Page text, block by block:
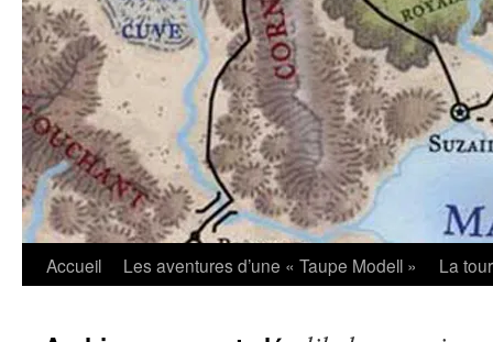
Accueil Les aventures d’une « Taupe Modell » La